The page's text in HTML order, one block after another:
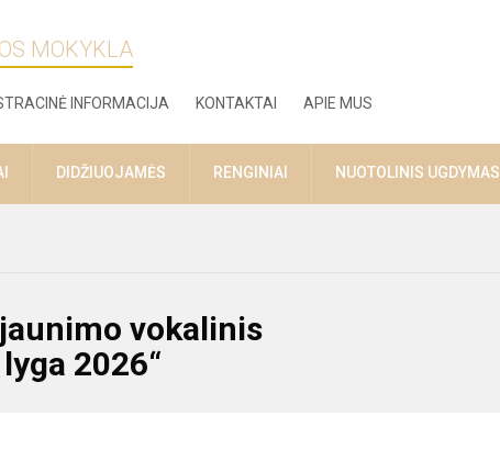
MOKYKLA
INFORMACIJA KONTAKTAI APIE MUS
DIDŽIUOJAMĖS RENGINIAI NUOTOLINIS UGDYMAS
vokalinis
2026“